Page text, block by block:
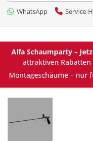
WhatsApp Service-
Alfa Schaumparty –
attraktiven Rabatten
Montageschäume – nur